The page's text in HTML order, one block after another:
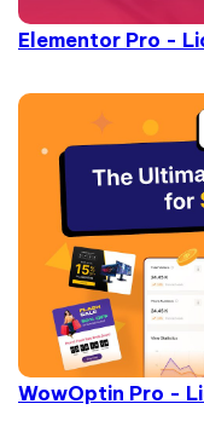
Elementor Pro -
WowOptin Pro -